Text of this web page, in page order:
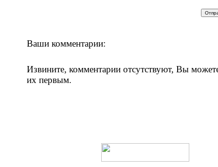
Ваши комментарии:
Извините, комментарии отсутствуют, Вы
их первым.